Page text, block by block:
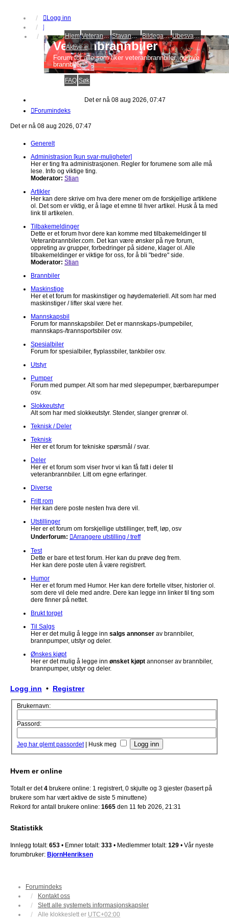
Logg inn
Hjem
Veteranbrannbiltreff 2008 Stavanger Brannbilklubb Bildegalleri
Ubesvarte innlegg
Aktive emner
Veteranbrannbiler
Forum for alle som liker veteranbrannbiler, og nye
brannbiler.
FAQ Søk
Det er nå 08 aug 2026, 07:47
Forumindeks
Det er nå 08 aug 2026, 07:47
Generelt
Administrasjon [kun svar-muligheter]
Her er ting fra administrasjonen. Regler for forumene som alle må
lese. Info og viktige ting.
Moderator: Stian
Artikler
Her kan dere skrive om hva dere mener om de forskjellige artiklene
ol. Det som er viktig, er å lage et emne til hver artikel. Husk å ta med
link til artikelen.
Tilbakemeldinger
Dette er et forum hvor dere kan komme med tilbakemeldinger til
Veteranbrannbiler.com. Det kan være ønsker på nye forum,
oppreting av grupper, forbedringer på sidene, klager ol. Alle
tilbakemeldinger er viktige for oss, for å bli "bedre" side.
Moderator: Stian
Brannbiler
Maskinstige
Her et et forum for maskinstiger og høydemateriell. Alt som har med
maskinstiger / lifter skal være her.
Mannskapsbil
Forum for mannskapsbiler. Det er mannskaps-/pumpebiler,
mannskaps-/trannsportsbiler osv.
Spesialbiler
Forum for spesialbiler, flyplassbiler, tankbiler osv.
Utstyr
Pumper
Forum med pumper. Alt som har med slepepumper, bærbarepumper
osv.
Slokkeutstyr
Alt som har med slokkeutstyr. Stender, slanger grenrør ol.
Teknisk / Deler
Teknisk
Her er et forum for tekniske spørsmål / svar.
Deler
Her er et forum som viser hvor vi kan få fatt i deler til
veteranbrannbiler. Litt om egne erfaringer.
Diverse
Fritt rom
Her kan dere poste nesten hva dere vil.
Utstillinger
Her er et forum om forskjellige utstillinger, treff, løp, osv
Underforum:
Arrangere utstilling / treff
Test
Dette er bare et test forum. Her kan du prøve deg frem.
Her kan dere poste uten å være registrert.
Humor
Her er et forum med Humor. Her kan dere fortelle vitser, historier ol.
som dere vil dele med andre. Dere kan legge inn linker til ting som
dere finner på nettet.
Brukt torget
Til Salgs
Her er det mulig å legge inn salgs annonser av brannbiler,
brannpumper, utstyr og deler.
Ønskes kjøpt
Her er det mulig å legge inn ønsket kjøpt annonser av brannbiler,
brannpumper, utstyr og deler.
Logg inn • Registrer
Brukernavn:
Passord:
Jeg har glemt passordet Husk meg
Hvem er online
Totalt er det4 brukere online: 1 registrert, 0 skjulte og 3 gjester (basert på
brukere som har vært aktive de siste 5 minuttene)
Rekord for antall brukere online: 1665 den 11 feb 2026, 21:31
Statistikk
Innlegg totalt: 653 • Emner totalt: 333 • Medlemmer totalt: 129 • Vår nyeste
forumbruker: BjornHenriksen
Forumindeks
Kontakt oss
Slett alle systemets informasjonskapsler
Alle klokkeslett er UTC+02:00